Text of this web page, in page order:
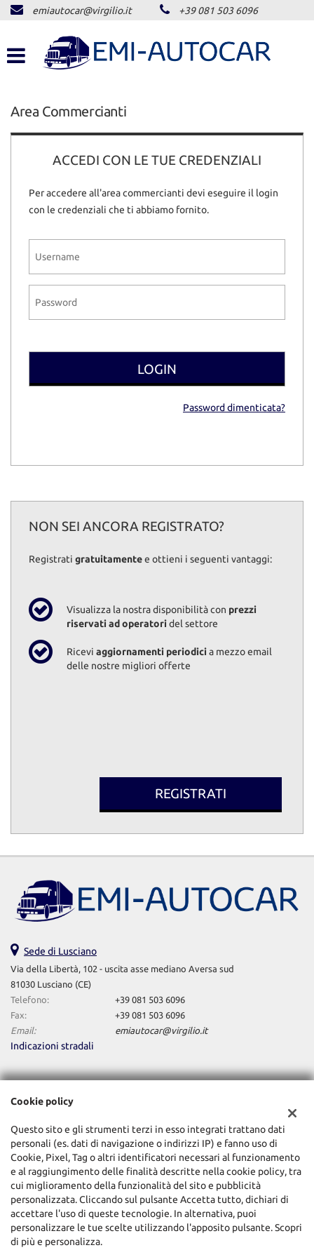
HOME
LISTA VEICOLI
emiautocar@virgilio.it +39 081 503 6096
Area Commercianti
ACCEDI CON LE TUE CREDENZIALI
Per accedere all'area commercianti devi eseguire il login
con le credenziali che ti abbiamo fornito.
Password dimenticata?
NON SEI ANCORA REGISTRATO?
Registrati gratuitamentee ottieni i seguenti vantaggi:
Visualizza la nostra disponibilità con prezzi
riservati ad operatoridel settore
Ricevi aggiornamenti periodicia mezzo email
delle nostre migliori offerte
REGISTRATI
Sede di Lusciano
Via della Libertà, 102 - uscita asse mediano Aversa sud
81030 Lusciano (CE)
Telefono:
+39 081 503 6096
Fax:
+39 081 503 6096
Email:
emiautocar@virgilio.it
Indicazioni stradali
Dati fiscali:
Via della Libertà, 102 - uscita asse mediano Aversa sud, Lusciano (CE)
C.F/P.IVA:02421110616
Registro delle imprese: CE
Cookie policy
Questo sito e gli strumenti terzi in esso integrati trattano dati
personali (es. dati di navigazione o indirizzi IP) e fanno uso di
Cookie, Pixel, Tag o altri identificatori necessari al funzionamento
e al raggiungimento delle finalità descritte nella cookie policy, tra
cui miglioramento della funzionalità del sito e pubblicità
personalizzata. Cliccando sul pulsante Accetta tutto, dichiari di
accettare l'uso di queste tecnologie. In alternativa, puoi
personalizzare le tue scelte utilizzando l'apposito pulsante. Scopri
di più e personalizza.